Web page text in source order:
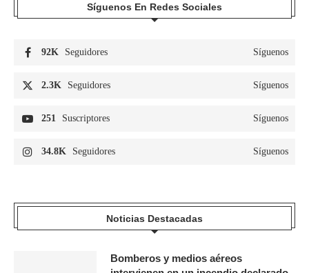
Síguenos En Redes Sociales
92K Seguidores Síguenos
2.3K Seguidores Síguenos
251 Suscriptores Síguenos
34.8K Seguidores Síguenos
Noticias Destacadas
Bomberos y medios aéreos